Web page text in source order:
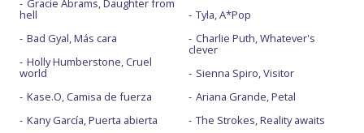
Gracie Abrams, Daughter from
hell
Bad Gyal, Más cara
Holly Humberstone, Cruel
world
Kase.O, Camisa de fuerza
Kany García, Puerta abierta
Tyla, A*Pop
Charlie Puth, Whatever's
clever
Sienna Spiro, Visitor
Ariana Grande, Petal
The Strokes, Reality awaits